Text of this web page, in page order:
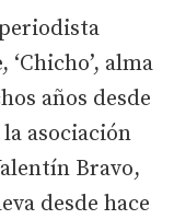
alma
años desde
asociación
Bravo,
desde hace